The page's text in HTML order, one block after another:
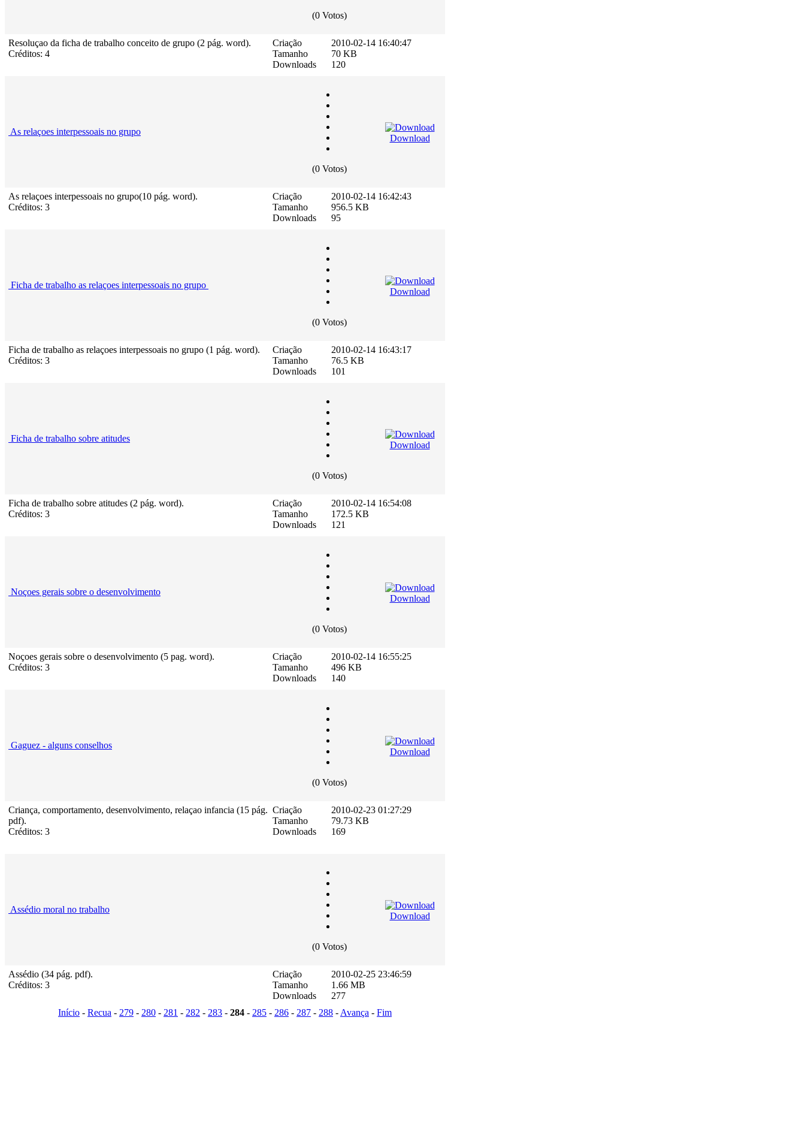
(0 Votos)
Resoluçao da ficha de trabalho conceito de grupo (2 pág. word).
Créditos: 4
Criação
Tamanho
Downloads
2010-02-14 16:40:47
70 KB
120
As relaçoes interpessoais no grupo
(0 Votos)
Download
As relaçoes interpessoais no grupo(10 pág. word).
Créditos: 3
Criação
Tamanho
Downloads
2010-02-14 16:42:43
956.5 KB
95
Ficha de trabalho as relaçoes interpessoais no grupo
(0 Votos)
Download
Ficha de trabalho as relaçoes interpessoais no grupo (1 pág. word).
Créditos: 3
Criação
Tamanho
Downloads
2010-02-14 16:43:17
76.5 KB
101
Ficha de trabalho sobre atitudes
(0 Votos)
Download
Ficha de trabalho sobre atitudes (2 pág. word).
Créditos: 3
Criação
Tamanho
Downloads
2010-02-14 16:54:08
172.5 KB
121
Noçoes gerais sobre o desenvolvimento
(0 Votos)
Download
Noçoes gerais sobre o desenvolvimento (5 pag. word).
Créditos: 3
Criação
Tamanho
Downloads
2010-02-14 16:55:25
496 KB
140
Gaguez - alguns conselhos
(0 Votos)
Download
Criança, comportamento, desenvolvimento, relaçao infancia (15 pág.
pdf).
Créditos: 3
Criação
Tamanho
Downloads
2010-02-23 01:27:29
79.73 KB
169
Assédio moral no trabalho
(0 Votos)
Download
Assédio (34 pág. pdf).
Créditos: 3
Criação
Tamanho
Downloads
2010-02-25 23:46:59
1.66 MB
277
Início - Recua - 279 - 280 - 281 - 282 - 283 - 284 - 285 - 286 - 287 - 288 -Avança - Fim